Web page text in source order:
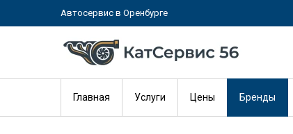
Автосервис в Оренбурге
Главная Услуги Цены Бренды